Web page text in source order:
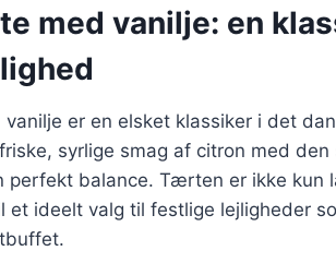
med vanilje: en
er en elsket klassiker i det
syrlige smag af citron med
perfekt balance. Tærten er ikke kun
et ideelt valg til festlige lejligheder